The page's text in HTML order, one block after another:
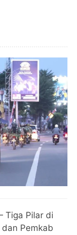
Tiga Pilar di
Pemkab